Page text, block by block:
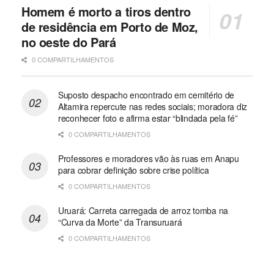
Homem é morto a tiros dentro
de residência em Porto de Moz,
no oeste do Pará
0 COMPARTILHAMENTOS
Suposto despacho encontrado em cemitério de
Altamira repercute nas redes sociais; moradora diz
reconhecer foto e afirma estar “blindada pela fé”
0 COMPARTILHAMENTOS
Professores e moradores vão às ruas em Anapu
para cobrar definição sobre crise política
0 COMPARTILHAMENTOS
Uruará: Carreta carregada de arroz tomba na
“Curva da Morte” da Transuruará
0 COMPARTILHAMENTOS